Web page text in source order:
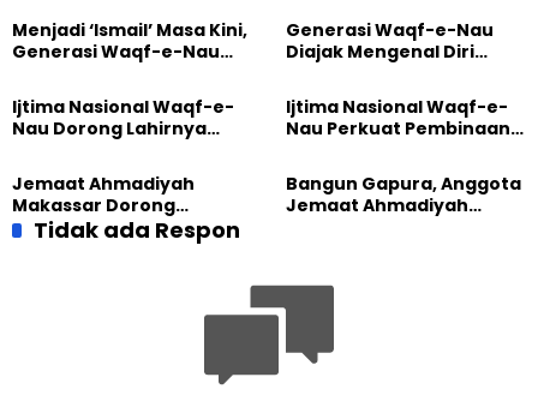
Menjadi ‘Ismail’ Masa Kini,
Generasi Waqf-e-Nau
Pengabdian
Generasi Waqf-e-Nau
Diajak Mengenal Diri
Dunia
Ijtima Nasional Waqf-e-
Nau Dorong Lahirnya
yang Militan
Ijtima Nasional Waqf-e-
Nau Perkuat Pembinaan
Masa Depan
Jemaat Ahmadiyah
Makassar Dorong
Kesadaran Lingkungan
Lewat Edukasi Ekoteologi
Bangun Gapura, Anggota
Jemaat Ahmadiyah
Tidak ada Respon